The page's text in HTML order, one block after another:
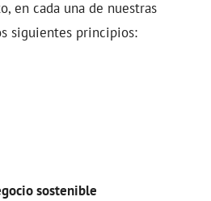
en cada una de nuestras
siguientes principios:
sostenible